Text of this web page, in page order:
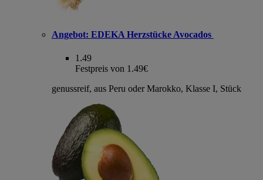
Angebot: EDEKA Herzstücke Avocados
1.49
Festpreis von 1.49€
genussreif, aus Peru oder Marokko, Klasse I, Stück